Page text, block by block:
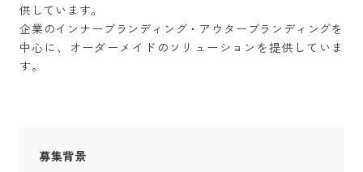
供しています。
企業のインナーブランディング・アウターブランディングを
中心に、オーダーメイドのソリューションを提供していま
す。
募集背景